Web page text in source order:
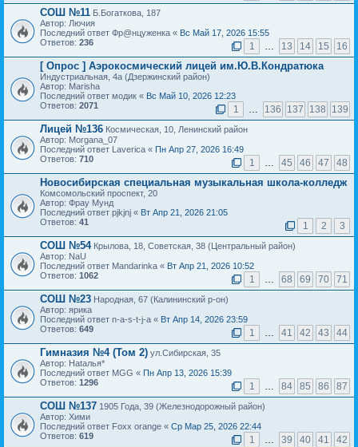
СОШ №11 Б.Богаткова, 187
Автор: Лючия
Последний ответ Фр@нцуженка « Вс Май 17, 2026 15:55
Ответов: 236 1 … 13 14 15 16
[ Опрос ] Аэрокосмический лицей им.Ю.В.Кондратюка
Индустриальная, 4а (Дзержинский район)
Автор: Marisha
Последний ответ модик « Вс Май 10, 2026 12:23
Ответов: 2071 1 … 136 137 138 139
Лицей №136 Космическая, 10, Ленинский район
Автор: Morgana_07
Последний ответ Laverica « Пн Апр 27, 2026 16:49
Ответов: 710 1 … 45 46 47 48
Новосибирская специальная музыкальная школа-колледж
Комсомольский проспект, 20
Автор: Фрау Мунд
Последний ответ pjkjnj « Вт Апр 21, 2026 21:05
Ответов: 41 1 2 3
СОШ №54Крылова, 18, Советская, 38 (Центральный район)
Автор: NaU
Последний ответ Mandarinka « Вт Апр 21, 2026 10:52
Ответов: 1062 1 … 68 69 70 71
СОШ №23 Народная, 67 (Калининский р-он)
Автор: ярика
Последний ответ n-a-s-t-j-a « Вт Апр 14, 2026 23:59
Ответов: 649 1 … 41 42 43 44
Гимназия №4 (Том 2) ул.Сибирская, 35
Автор: Hataлья*
Последний ответ MGG « Пн Апр 13, 2026 15:39
Ответов: 1296 1 … 84 85 86 87
СОШ №137 1905 Года, 39 (Железнодорожный район)
Автор: Хими
Последний ответ Foxx orange « Ср Мар 25, 2026 22:44
Ответов: 619 1 … 39 40 41 42